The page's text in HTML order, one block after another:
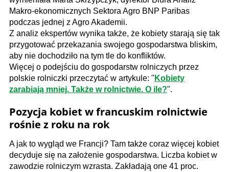
Makro-ekonomicznych Sektora Agro BNP Paribas
podczas jednej z Agro Akademii.
Z analiz ekspertów wynika także, że kobiety starają się tak
przygotować przekazania swojego gospodarstwa bliskim,
aby nie dochodziło na tym tle do konfliktów.
Więcej o podejściu do gospodarstw rolniczych przez
polskie rolniczki przeczytać w artykule: " Kobiety
zarabiają mniej. Także w rolnictwie. O ile?".
Pozycja kobiet w francuskim rolnictwie
rośnie z roku na rok
A jak to wygląd we Francji? Tam także coraz więcej kobiet
decyduje się na założenie gospodarstwa. Liczba kobiet w
zawodzie rolniczym wzrasta. Zakładają one 41 proc.